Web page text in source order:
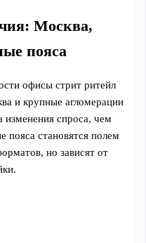
Москва,
пояса
офисы стрит ритейл
и крупные агломерации
изменения спроса, чем
пояса становятся полем
но зависят от